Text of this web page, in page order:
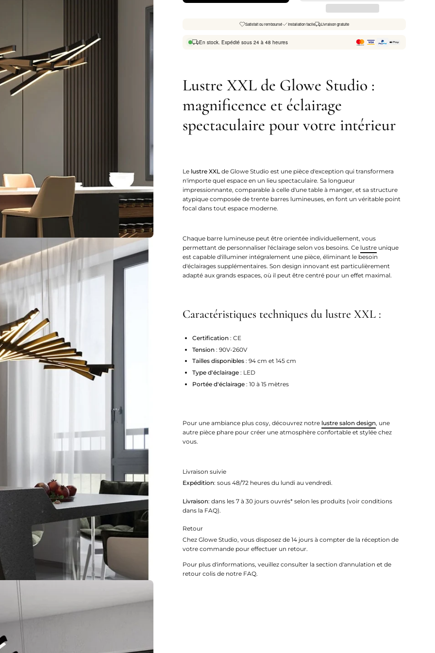
Satisfait ou remboursé Installation facile Livraison gratuite
En stock. Expédié sous 24 à 48 heures
Lustre XXL de Glowe Studio :
magnificence et éclairage
spectaculaire pour votre intérieur
Le lustre XXL de Glowe Studio est une pièce d'exception qui transformera
n'importe quel espace en un lieu spectaculaire. Sa longueur
impressionnante, comparable à celle d'une table à manger, et sa structure
atypique composée de trente barres lumineuses, en font un véritable point
focal dans tout espace moderne.
Chaque barre lumineuse peut être orientée individuellement, vous
permettant de personnaliser l'éclairage selon vos besoins. Ce lustre unique
est capable d'illuminer intégralement une pièce, éliminant le besoin
d'éclairages supplémentaires. Son design innovant est particulièrement
adapté aux grands espaces, où il peut être centré pour un effet maximal.
Caractéristiques techniques du lustre XXL :
Certification : CE
Tension : 90V-260V
Tailles disponibles : 94 cm et 145 cm
Type d'éclairage : LED
Portée d'éclairage : 10 à 15 mètres
Pour une ambiance plus cosy, découvrez notre lustre salon design, une
autre pièce phare pour créer une atmosphère confortable et stylée chez
vous.
Livraison suivie
Expédition: sous 48/72 heures du lundi au vendredi.
Livraison: dans les 7 à 30 jours ouvrés* selon les produits (voir conditions
dans la FAQ).
Retour
Chez Glowe Studio, vous disposez de 14 jours à compter de la réception de
votre commande pour effectuer un retour.
Pour plus d'informations, veuillez consulter la section d'annulation et de
retour colis de notre FAQ.